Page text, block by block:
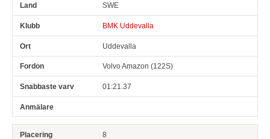
SWE
BMK Uddevalla
Uddevalla
Volvo Amazon (122S)
01:21.37
8